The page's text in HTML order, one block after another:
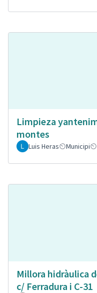
Limpieza
montes
Luis Heras Municipi
Millora hidràulica
c/ Ferradura i C-31